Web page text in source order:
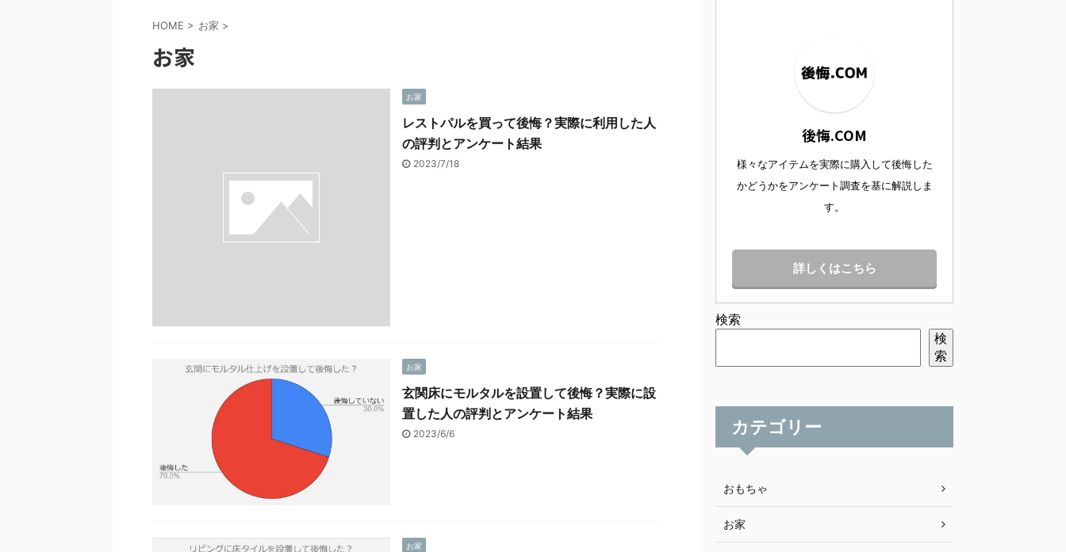
HOME > お家 >
お家
お家
レストパルを買って後悔？実際に利用した人
の評判とアンケート結果
2023/7/18
お家
玄関床にモルタルを設置して後悔？実際に設
置した人の評判とアンケート結果
2023/6/6
お家
後悔.COM
様々なアイテムを実際に購入して後悔した
かどうかをアンケート調査を基に解説しま
す。
詳しくはこちら
検索
検
索
カテゴリー
おもちゃ
お家